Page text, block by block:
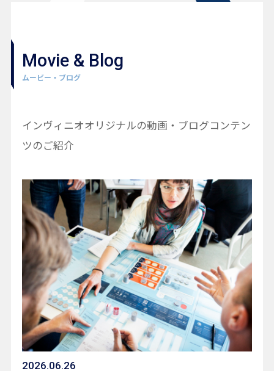
Movie & Blog
ムービー・ブログ
インヴィニオオリジナルの動画・ブログコンテン
ツのご紹介
2026.06.26